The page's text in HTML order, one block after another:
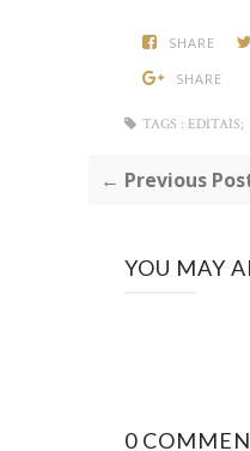
SHARE
SHARE
TAGS : EDITAIS;
← Previous
YOU MAY
0